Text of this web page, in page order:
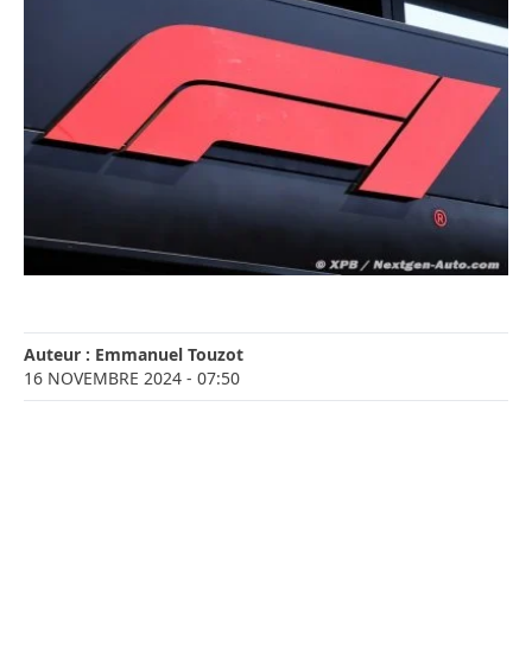
Auteur : Emmanuel Touzot
16 NOVEMBRE 2024 - 07:50